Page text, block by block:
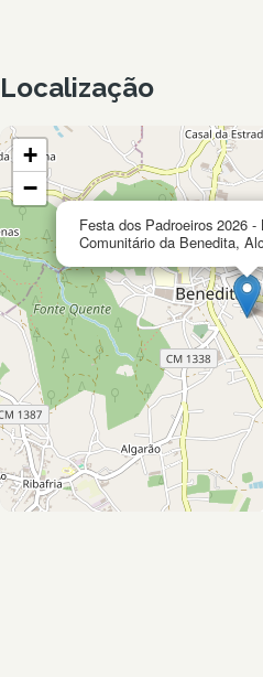
Localização
Festa dos Padroeiros 2026
Comunitário da Benedita,
+
−